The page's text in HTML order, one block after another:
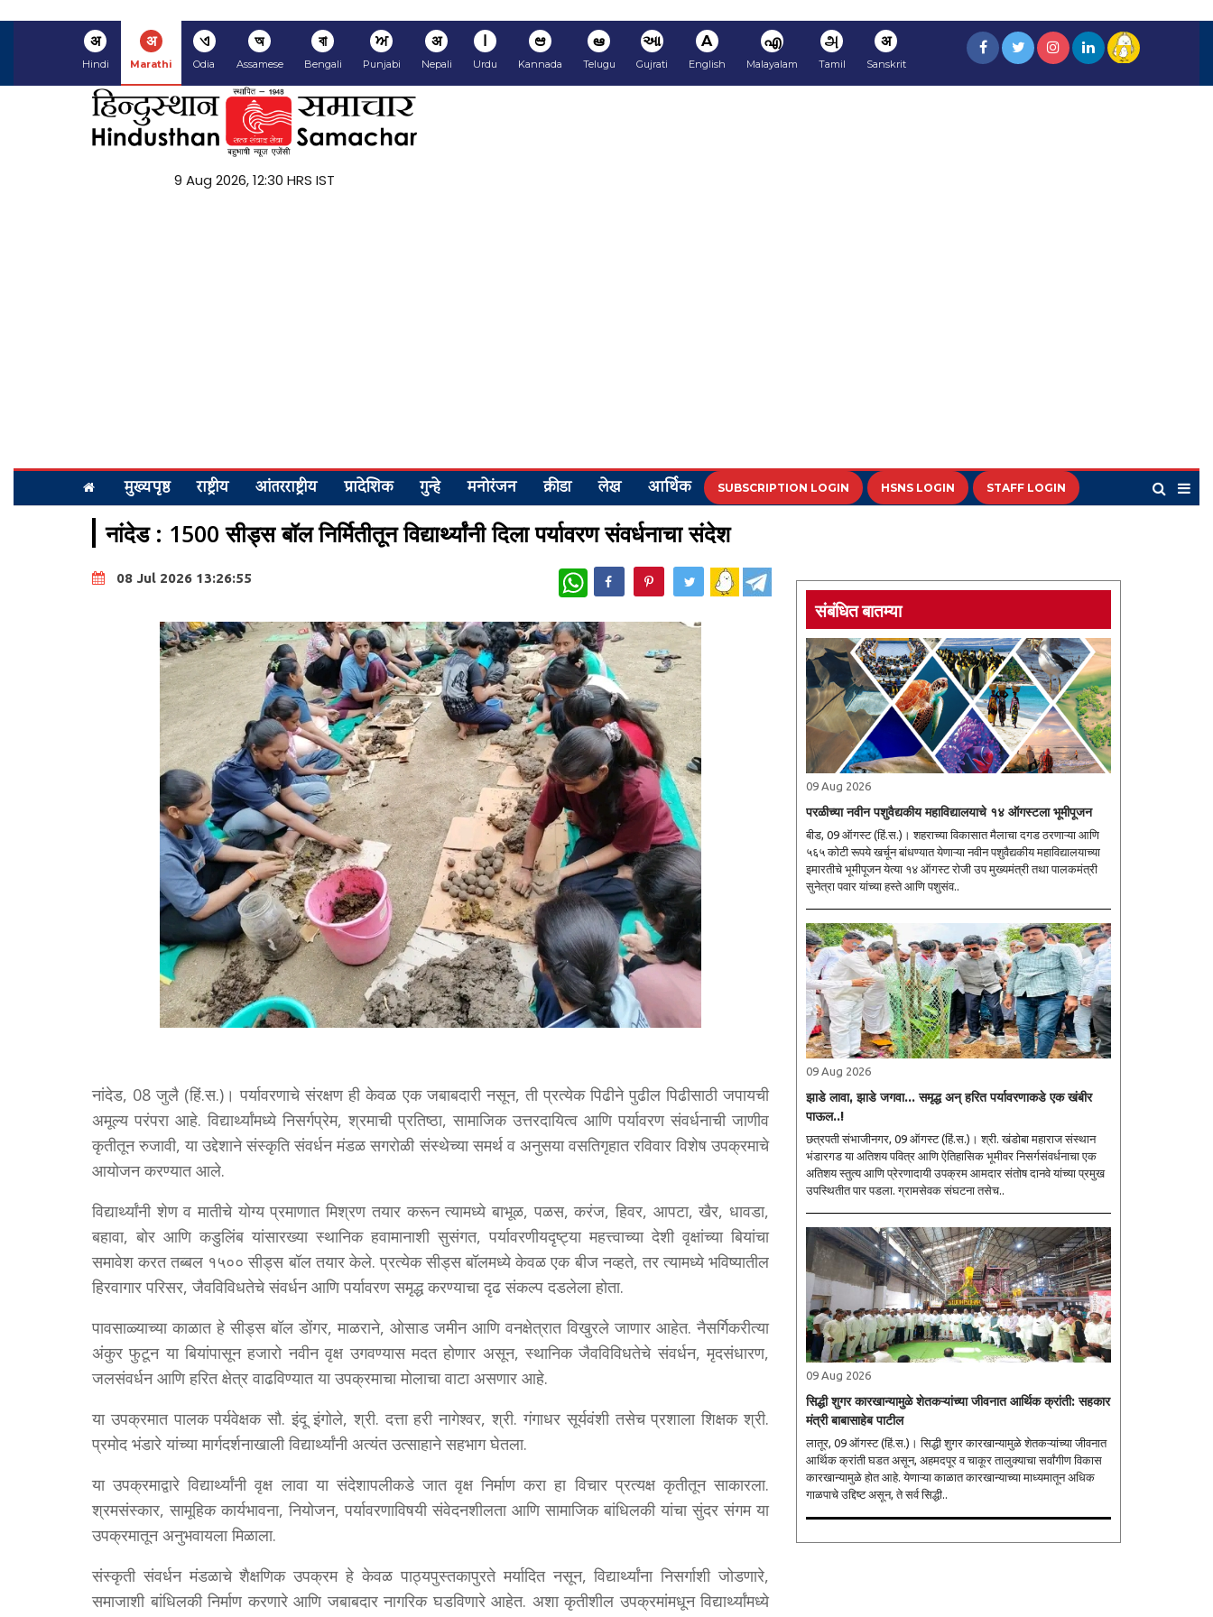
अ
Hindi
अ
Marathi
ଏ
Odia
অ
Assamese
বা
Bengali
ਅ
Punjabi
अ
Nepali
ا
Urdu
ಆ
Kannada
ఆ
Telugu
આ
Gujrati
A
English
എ
Malayalam
அ
Tamil
अ
Sanskrit
9 Aug 2026, 12:30 HRS IST
मुख्यपृष्ठ राष्ट्रीय आंतरराष्ट्रीय प्रादेशिक गुन्हे मनोरंजन क्रीडा लेख आर्थिक SUBSCRIPTION LOGIN HSNS LOGIN STAFF LOGIN
नांदेड : 1500 सीड्स बॉल निर्मितीतून विद्यार्थ्यांनी दिला पर्यावरण संवर्धनाचा संदेश
08 Jul 2026 13:26:55 WhatsApp
नांदेड, 08 जुलै (हिं.स.)। पर्यावरणाचे संरक्षण ही केवळ एक जबाबदारी नसून, ती प्रत्येक पिढीने पुढील पिढीसाठी जपायची
अमूल्य परंपरा आहे. विद्यार्थ्यांमध्ये निसर्गप्रेम, श्रमाची प्रतिष्ठा, सामाजिक उत्तरदायित्व आणि पर्यावरण संवर्धनाची जाणीव
कृतीतून रुजावी, या उद्देशाने संस्कृति संवर्धन मंडळ सगरोळी संस्थेच्या समर्थ व अनुसया वसतिगृहात रविवार विशेष उपक्रमाचे
आयोजन करण्यात आले.
विद्यार्थ्यांनी शेण व मातीचे योग्य प्रमाणात मिश्रण तयार करून त्यामध्ये बाभूळ, पळस, करंज, हिवर, आपटा, खैर, धावडा,
बहावा, बोर आणि कडुलिंब यांसारख्या स्थानिक हवामानाशी सुसंगत, पर्यावरणीयदृष्ट्या महत्त्वाच्या देशी वृक्षांच्या बियांचा
समावेश करत तब्बल १५०० सीड्स बॉल तयार केले. प्रत्येक सीड्स बॉलमध्ये केवळ एक बीज नव्हते, तर त्यामध्ये भविष्यातील
हिरवागार परिसर, जैवविविधतेचे संवर्धन आणि पर्यावरण समृद्ध करण्याचा दृढ संकल्प दडलेला होता.
पावसाळ्याच्या काळात हे सीड्स बॉल डोंगर, माळराने, ओसाड जमीन आणि वनक्षेत्रात विखुरले जाणार आहेत. नैसर्गिकरीत्या
अंकुर फुटून या बियांपासून हजारो नवीन वृक्ष उगवण्यास मदत होणार असून, स्थानिक जैवविविधतेचे संवर्धन, मृदसंधारण,
जलसंवर्धन आणि हरित क्षेत्र वाढविण्यात या उपक्रमाचा मोलाचा वाटा असणार आहे.
या उपक्रमात पालक पर्यवेक्षक सौ. इंदू इंगोले, श्री. दत्ता हरी नागेश्वर, श्री. गंगाधर सूर्यवंशी तसेच प्रशाला शिक्षक श्री.
प्रमोद भंडारे यांच्या मार्गदर्शनाखाली विद्यार्थ्यांनी अत्यंत उत्साहाने सहभाग घेतला.
या उपक्रमाद्वारे विद्यार्थ्यांनी वृक्ष लावा या संदेशापलीकडे जात वृक्ष निर्माण करा हा विचार प्रत्यक्ष कृतीतून साकारला.
श्रमसंस्कार, सामूहिक कार्यभावना, नियोजन, पर्यावरणाविषयी संवेदनशीलता आणि सामाजिक बांधिलकी यांचा सुंदर संगम या
उपक्रमातून अनुभवायला मिळाला.
संस्कृती संवर्धन मंडळाचे शैक्षणिक उपक्रम हे केवळ पाठ्यपुस्तकापुरते मर्यादित नसून, विद्यार्थ्यांना निसर्गाशी जोडणारे,
समाजाशी बांधिलकी निर्माण करणारे आणि जबाबदार नागरिक घडविणारे आहेत. अशा कृतीशील उपक्रमांमधून विद्यार्थ्यांमध्ये
संबंधित बातम्या
09 Aug 2026
परळीच्या नवीन पशुवैद्यकीय महाविद्यालयाचे १४ ऑगस्टला भूमीपूजन
बीड, 09 ऑगस्ट (हिं.स.)। शहराच्या विकासात मैलाचा दगड ठरणाऱ्या आणि
५६५ कोटी रूपये खर्चून बांधण्यात येणाऱ्या नवीन पशुवैद्यकीय महाविद्यालयाच्या
इमारतीचे भूमीपूजन येत्या १४ ऑगस्ट रोजी उप मुख्यमंत्री तथा पालकमंत्री
सुनेत्रा पवार यांच्या हस्ते आणि पशुसंव..
09 Aug 2026
झाडे लावा, झाडे जगवा... समृद्ध अन् हरित पर्यावरणाकडे एक खंबीर
पाऊल..!
छत्रपती संभाजीनगर, 09 ऑगस्ट (हिं.स.)। श्री. खंडोबा महाराज संस्थान
भंडारगड या अतिशय पवित्र आणि ऐतिहासिक भूमीवर निसर्गसंवर्धनाचा एक
अतिशय स्तुत्य आणि प्रेरणादायी उपक्रम आमदार संतोष दानवे यांच्या प्रमुख
उपस्थितीत पार पडला. ग्रामसेवक संघटना तसेच..
09 Aug 2026
सिद्धी शुगर कारखान्यामुळे शेतकऱ्यांच्या जीवनात आर्थिक क्रांती: सहकार
मंत्री बाबासाहेब पाटील
लातूर, 09 ऑगस्ट (हिं.स.)। सिद्धी शुगर कारखान्यामुळे शेतकऱ्यांच्या जीवनात
आर्थिक क्रांती घडत असून, अहमदपूर व चाकूर तालुक्याचा सर्वांगीण विकास
कारखान्यामुळे होत आहे. येणाऱ्या काळात कारखान्याच्या माध्यमातून अधिक
गाळपाचे उद्दिष्ट असून, ते सर्व सिद्धी..